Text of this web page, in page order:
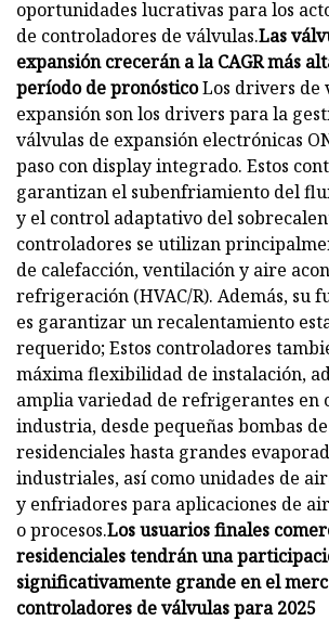
oportunidades lucrativas para los
de controladores de válvulas.Las
expansión crecerán a la CAGR más
período de pronósticoLos drivers de
expansión son los drivers para la
válvulas de expansión electrónicas
paso con display integrado. Estos
garantizan el subenfriamiento del
y el control adaptativo del
controladores se utilizan
de calefacción, ventilación y aire
refrigeración (HVAC/R). Además, su
es garantizar un recalentamiento
requerido; Estos controladores
máxima flexibilidad de instalación,
amplia variedad de refrigerantes en
industria, desde pequeñas bombas
residenciales hasta grandes
industriales, así como unidades de
y enfriadores para aplicaciones de
o procesos.Los usuarios finales
residenciales tendrán una
significativamente grande en el
controladores de válvulas para 2025